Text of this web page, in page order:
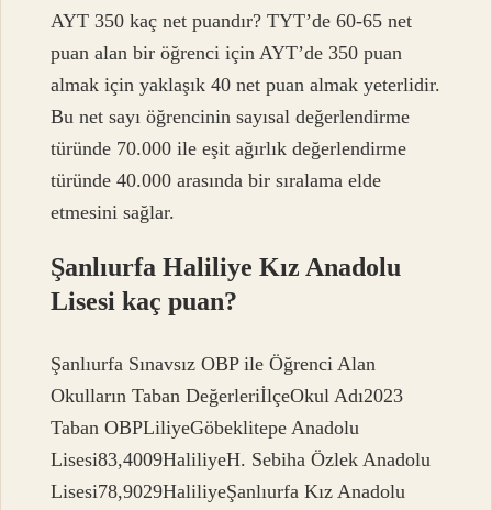
AYT 350 kaç net puandır? TYT’de 60-65 net
puan alan bir öğrenci için AYT’de 350 puan
almak için yaklaşık 40 net puan almak yeterlidir.
Bu net sayı öğrencinin sayısal değerlendirme
türünde 70.000 ile eşit ağırlık değerlendirme
türünde 40.000 arasında bir sıralama elde
etmesini sağlar.
Şanlıurfa Haliliye Kız Anadolu
Lisesi kaç puan?
Şanlıurfa Sınavsız OBP ile Öğrenci Alan
Okulların Taban DeğerleriİlçeOkul Adı2023
Taban OBPLiliyeGöbeklitepe Anadolu
Lisesi83,4009HaliliyeH. Sebiha Özlek Anadolu
Lisesi78,9029HaliliyeŞanlıurfa Kız Anadolu